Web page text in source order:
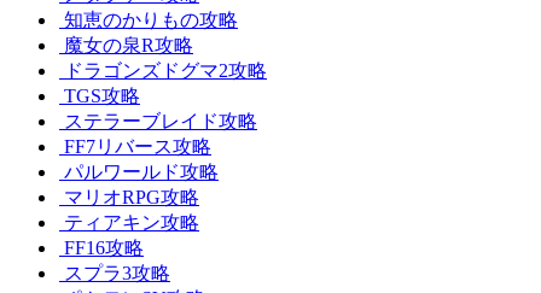
知恵のかりもの攻略
魔女の泉R攻略
ドラゴンズドグマ2攻略
TGS攻略
ステラーブレイド攻略
FF7リバース攻略
パルワールド攻略
マリオRPG攻略
ティアキン攻略
FF16攻略
スプラ3攻略